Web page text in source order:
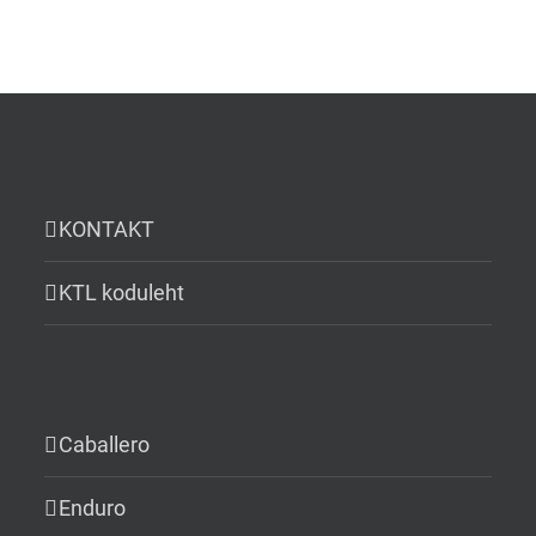
KONTAKT
KTL koduleht
Caballero
Enduro